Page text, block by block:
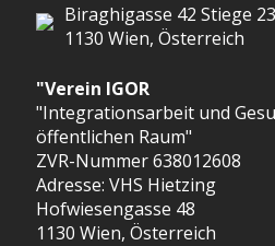
Biraghigasse 42 Stiege 23
1130 Wien, Österreich
"Verein IGOR
"Integrationsarbeit und
öffentlichen Raum"
ZVR-Nummer 638012608
Adresse: VHS Hietzing
Hofwiesengasse 48
1130 Wien, Österreich